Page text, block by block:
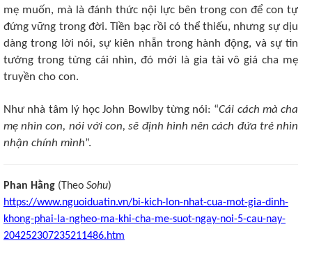
mẹ muốn, mà là đánh thức nội lực bên trong con để con tự
đứng vững trong đời. Tiền bạc rồi có thể thiếu, nhưng sự dịu
dàng trong lời nói, sự kiên nhẫn trong hành động, và sự tin
tưởng trong từng cái nhìn, đó mới là gia tài vô giá cha mẹ
truyền cho con.
Như nhà tâm lý học John Bowlby từng nói: “Cái cách mà cha
mẹ nhìn con, nói với con, sẽ định hình nên cách đứa trẻ nhìn
nhận chính mình”.
Phan Hằng (Theo Sohu)
https://www.nguoiduatin.vn/bi-kich-lon-nhat-cua-mot-gia-dinh-
khong-phai-la-ngheo-ma-khi-cha-me-suot-ngay-noi-5-cau-nay-
204252307235211486.htm